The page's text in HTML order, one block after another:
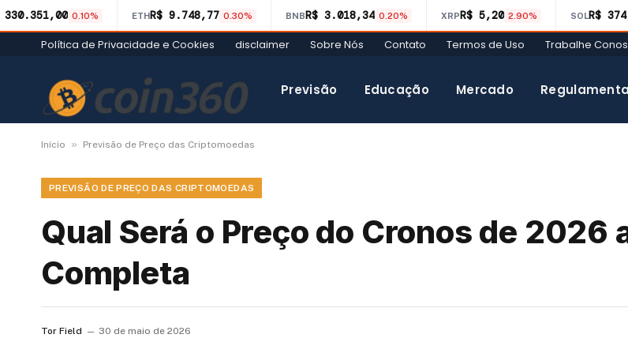
330.351,00 0.10% ETHR$ 9.748,77 0.30% BNBR$ 3.018,34 0.20% XRPR$ 5,20 2.90% SOLR$
Política de Privacidade e Cookies disclaimer Sobre Nós Contato Termos de Uso Trabalhe
Previsão Educação Mercado
Início » Previsão de Preço das Criptomoedas
PREVISÃO DE PREÇO DAS CRIPTOMOEDAS
Qual Será o Preço do Cronos de
Completa
Tor Field 30 de maio de 2026